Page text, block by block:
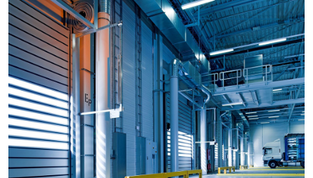
-
Skladiščni
prostori
-
Stanovanja
Razvoj
projektov